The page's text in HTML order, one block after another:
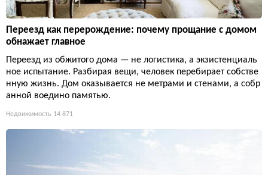
Переезд как перерождение: почему прощание с домом
обнажает главное
Переезд из обжитого дома — не логистика, а экзистенциаль
ное испытание. Разбирая вещи, человек перебирает собстве
нную жизнь. Дом оказывается не метрами и стенами, а собр
анной воедино памятью.
Недвижимость 14 871